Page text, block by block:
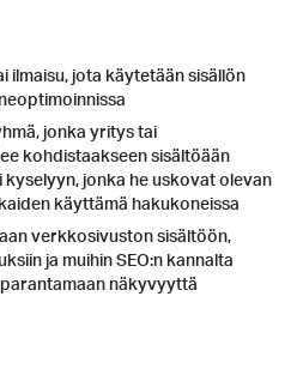
ilmaisu, jota käytetään sisällön
jonka yritys tai
kohdistaakseen sisältöään
kyselyyn, jonka he uskovat olevan
käyttämä hakukoneissa
verkkosivuston sisältöön,
ja muihin SEO:n kannalta
näkyvyyttä